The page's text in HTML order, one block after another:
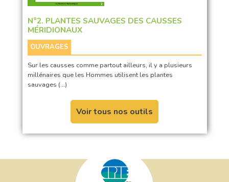
N°2. PLANTES SAUVAGES DES CAUSSES
MÉRIDIONAUX
OUVRAGES
Sur les causses comme partout ailleurs, il y a plusieurs
millénaires que les Hommes utilisent les plantes
sauvages (…)
Voir tous nos outils